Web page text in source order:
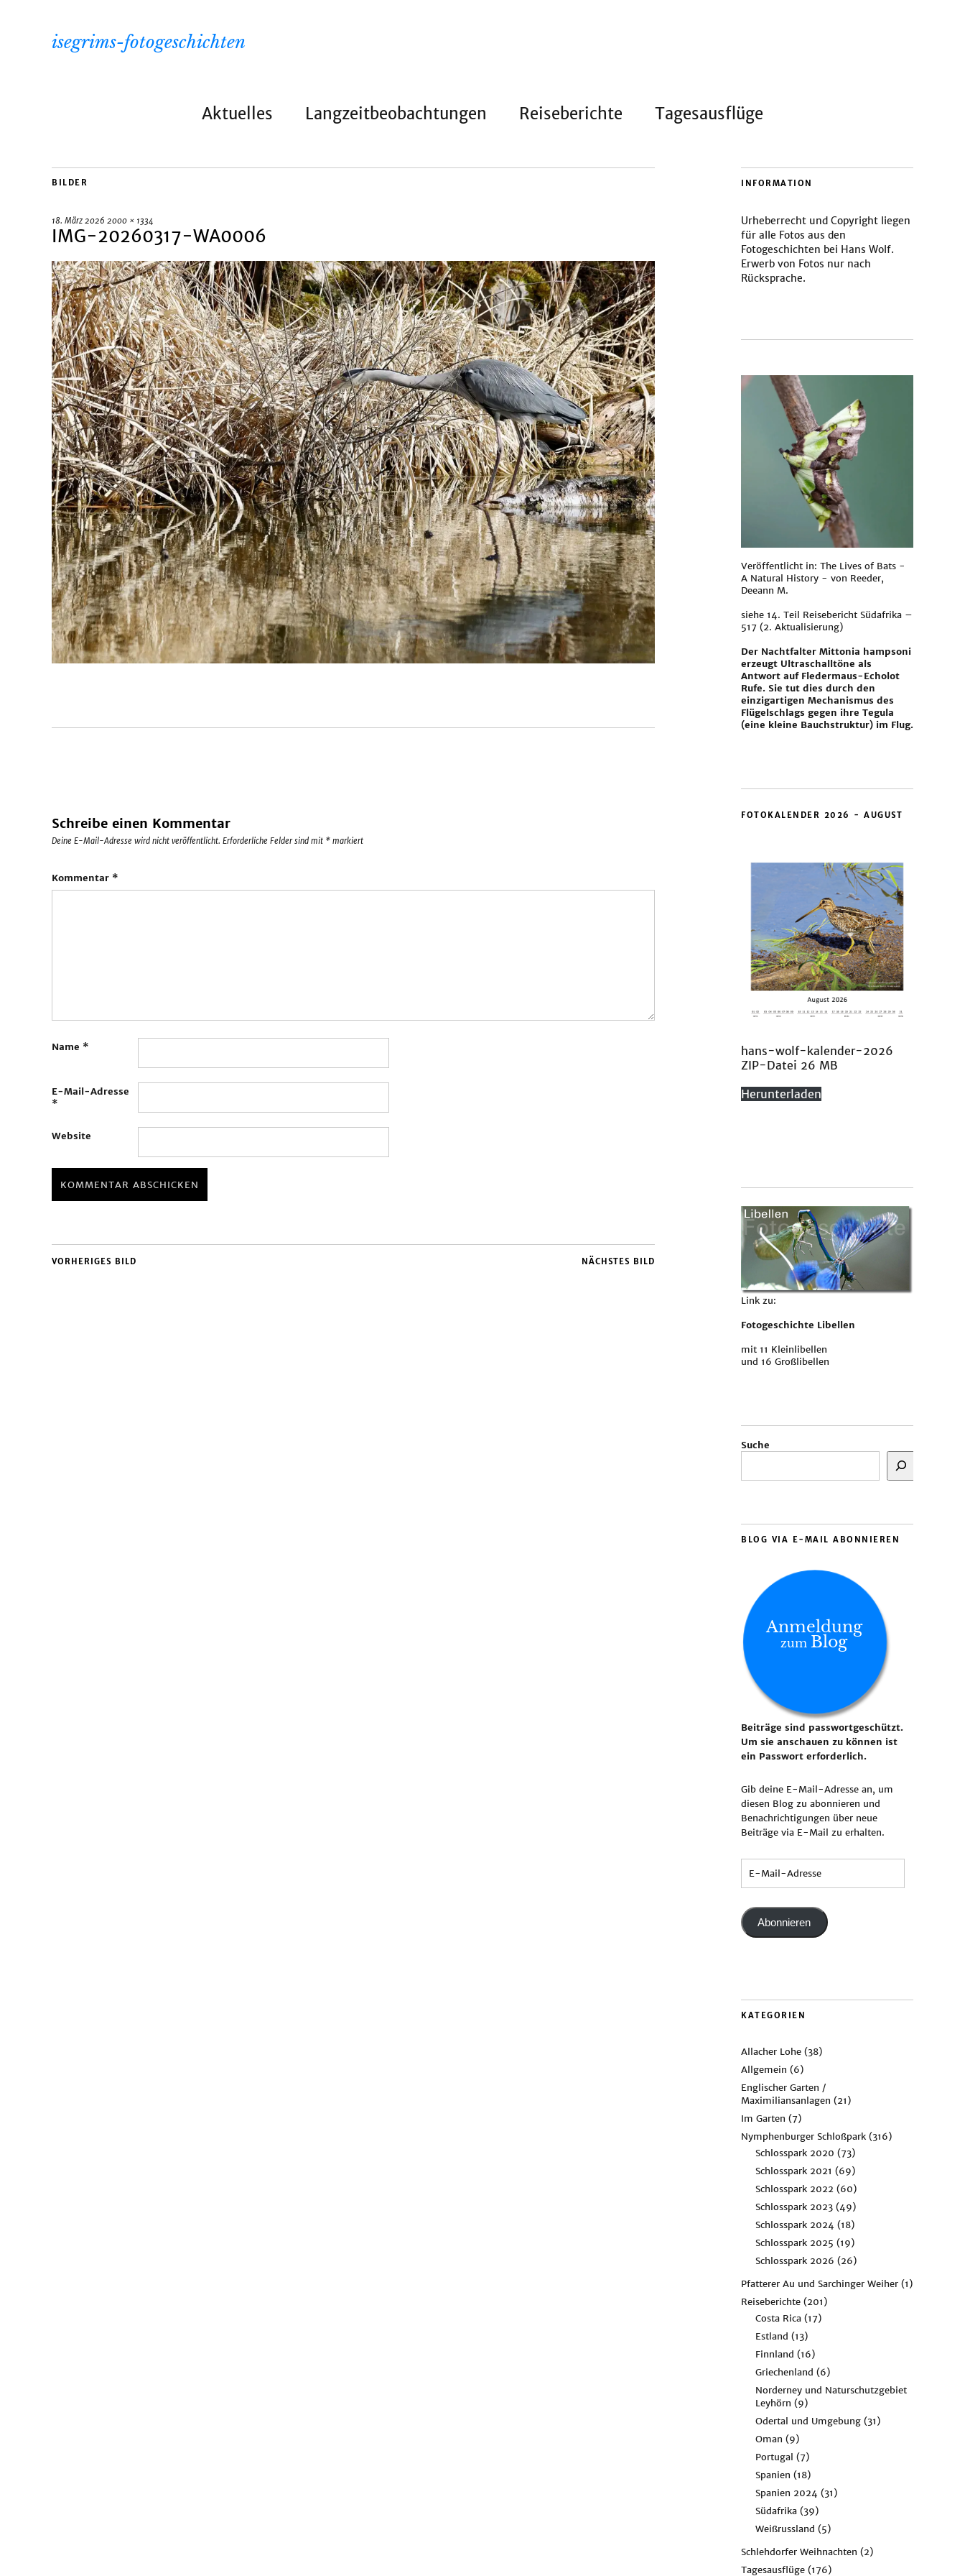
isegrims-fotogeschichten
Aktuelles Langzeitbeobachtungen Reiseberichte Tagesausflüge
BILDER
18. März 2026 2000 × 1334
IMG-20260317-WA0006
Schreibe einen Kommentar
Deine E-Mail-Adresse wird nicht veröffentlicht. Erforderliche Felder sind mit * markiert
Kommentar *
Name *
E-Mail-Adresse
*
Website
NÄCHSTES BILD
VORHERIGES BILD
INFORMATION
Urheberrecht und Copyright liegen
für alle Fotos aus den
Fotogeschichten bei Hans Wolf.
Erwerb von Fotos nur nach
Rücksprache.
Veröffentlicht in: The Lives of Bats -
A Natural History - von Reeder,
Deeann M.
siehe 14. Teil Reisebericht Südafrika –
517 (2. Aktualisierung)
Der Nachtfalter Mittonia hampsoni
erzeugt Ultraschalltöne als
Antwort auf Fledermaus-Echolot
Rufe. Sie tut dies durch den
einzigartigen Mechanismus des
Flügelschlags gegen ihre Tegula
(eine kleine Bauchstruktur) im Flug.
FOTOKALENDER 2026 - AUGUST
hans-wolf-kalender-2026
ZIP-Datei 26 MB
Herunterladen
Link zu:
Fotogeschichte Libellen
mit 11 Kleinlibellen
und 16 Großlibellen
Suche
BLOG VIA E-MAIL ABONNIEREN
Anmeldung
zum Blog
Beiträge sind passwortgeschützt.
Um sie anschauen zu können ist
ein Passwort erforderlich.
Gib deine E-Mail-Adresse an, um
diesen Blog zu abonnieren und
Benachrichtigungen über neue
Beiträge via E-Mail zu erhalten.
Abonnieren
KATEGORIEN
Allacher Lohe (38)
Allgemein (6)
Englischer Garten /
Maximiliansanlagen (21)
Im Garten (7)
Nymphenburger Schloßpark (316)
Schlosspark 2020 (73)
Schlosspark 2021 (69)
Schlosspark 2022 (60)
Schlosspark 2023 (49)
Schlosspark 2024 (18)
Schlosspark 2025 (19)
Schlosspark 2026 (26)
Pfatterer Au und Sarchinger Weiher (1)
Reiseberichte (201)
Costa Rica (17)
Estland (13)
Finnland (16)
Griechenland (6)
Norderney und Naturschutzgebiet
Leyhörn (9)
Odertal und Umgebung (31)
Oman (9)
Portugal (7)
Spanien (18)
Spanien 2024 (31)
Südafrika (39)
Weißrussland (5)
Schlehdorfer Weihnachten (2)
Tagesausflüge (176)